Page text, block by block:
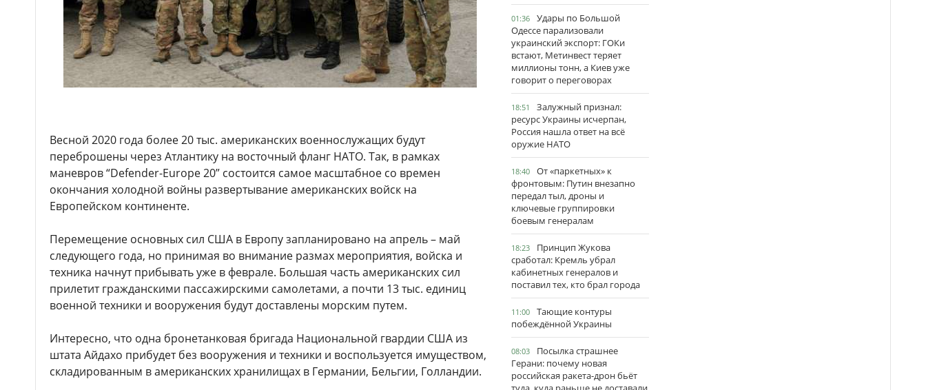
Весной 2020 года более 20 тыс. американских военнослужащих будут
переброшены через Атлантику на восточный фланг НАТО. Так, в рамках
маневров “Defender-Europe 20” состоится самое масштабное со времен
окончания холодной войны развертывание американских войск на
Европейском континенте.
Перемещение основных сил США в Европу запланировано на апрель – май
следующего года, но принимая во внимание размах мероприятия, войска и
техника начнут прибывать уже в феврале. Большая часть американских сил
прилетит гражданскими пассажирскими самолетами, а почти 13 тыс. единиц
военной техники и вооружения будут доставлены морским путем.
Интересно, что одна бронетанковая бригада Национальной гвардии США из
штата Айдахо прибудет без вооружения и техники и воспользуется имуществом,
складированным в американских хранилищах в Германии, Бельгии, Голландии.
01:36
Удары по Большой
Одессе парализовали
украинский экспорт: ГОКи
встают, Метинвест теряет
миллионы тонн, а Киев уже
говорит о переговорах
18:51
Залужный признал:
ресурс Украины исчерпан,
Россия нашла ответ на всё
оружие НАТО
18:40
От «паркетных» к
фронтовым: Путин внезапно
передал тыл, дроны и
ключевые группировки
боевым генералам
18:23
Принцип Жукова
сработал: Кремль убрал
кабинетных генералов и
поставил тех, кто брал города
11:00
Тающие контуры
побеждённой Украины
08:03
Посылка страшнее
Герани: почему новая
российская ракета-дрон бьёт